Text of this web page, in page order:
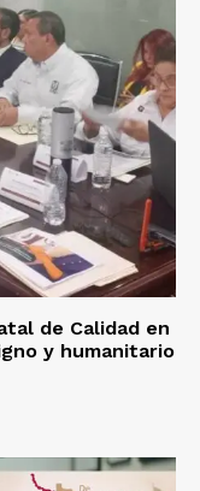
de Calidad en
y humanitario